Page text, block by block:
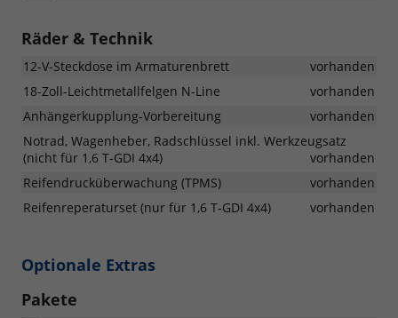
Räder & Technik
12-V-Steckdose im Armaturenbrett
vorhanden
18-Zoll-Leichtmetallfelgen N-Line
vorhanden
Anhängerkupplung-Vorbereitung
vorhanden
Notrad, Wagenheber, Radschlüssel inkl. Werkzeugsatz
(nicht für 1,6 T-GDI 4x4)
vorhanden
Reifendrucküberwachung (TPMS)
vorhanden
Reifenreperaturset (nur für 1,6 T-GDI 4x4)
vorhanden
Optionale Extras
Pakete